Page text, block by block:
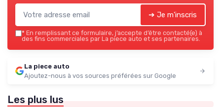
➔ Je m'inscris
* En remplissant ce formulaire, j’accepte d’être contacté(e) à
des fins commerciales par La piece auto et ses partenaires.
La piece auto
Ajoutez-nous à vos sources préférées sur Google
Les plus lus